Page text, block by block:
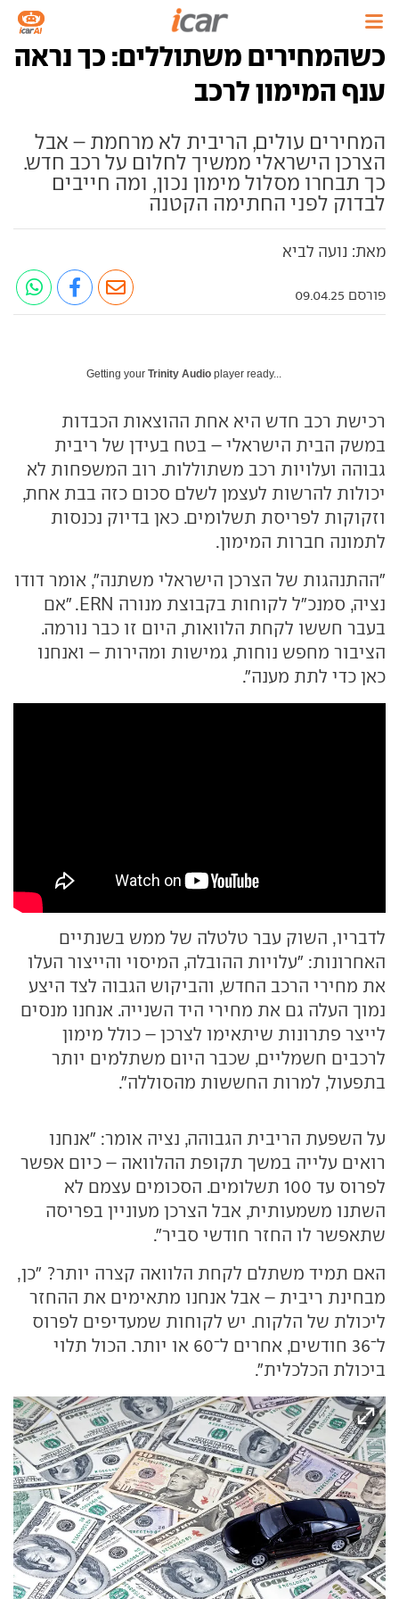
כשהמחירים משתוללים: כך נראה
ענף המימון לרכב
המחירים עולים, הריבית לא מרחמת – אבל
הצרכן הישראלי ממשיך לחלום על רכב חדש.
כך תבחרו מסלול מימון נכון, ומה חייבים
לבדוק לפני החתימה הקטנה
מאת: נועה לביא
פורסם 09.04.25
Getting your Trinity Audio player ready...
רכישת רכב חדש היא אחת ההוצאות הכבדות
במשק הבית הישראלי – בטח בעידן של ריבית
גבוהה ועלויות רכב משתוללות. רוב המשפחות לא
יכולות להרשות לעצמן לשלם סכום כזה בבת אחת,
וזקוקות לפריסת תשלומים. כאן בדיוק נכנסות
לתמונה חברות המימון.
"ההתנהגות של הצרכן הישראלי משתנה", אומר דודו
נציה, סמנכ"ל לקוחות בקבוצת מנורה ERN. "אם
בעבר חששו לקחת הלוואות, היום זו כבר נורמה.
הציבור מחפש נוחות, גמישות ומהירות – ואנחנו
כאן כדי לתת מענה".
לדבריו, השוק עבר טלטלה של ממש בשנתיים
האחרונות: "עלויות ההובלה, המיסוי והייצור העלו
את מחירי הרכב החדש, והביקוש הגבוה לצד היצע
נמוך העלה גם את מחירי היד השנייה. אנחנו מנסים
לייצר פתרונות שיתאימו לצרכן – כולל מימון
לרכבים חשמליים, שכבר היום משתלמים יותר
בתפעול, למרות החששות מהסוללה".
על השפעת הריבית הגבוהה, נציה אומר: "אנחנו
רואים עלייה במשך תקופת ההלוואה – כיום אפשר
לפרוס עד 100 תשלומים. הסכומים עצמם לא
השתנו משמעותית, אבל הצרכן מעוניין בפריסה
שתאפשר לו החזר חודשי סביר".
האם תמיד משתלם לקחת הלוואה קצרה יותר? "כן,
מבחינת ריבית – אבל אנחנו מתאימים את ההחזר
ליכולת של הלקוח. יש לקוחות שמעדיפים לפרוס
ל־36 חודשים, אחרים ל־60 או יותר. הכול תלוי
ביכולת הכלכלית".